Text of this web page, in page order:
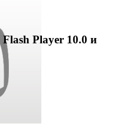
Player 10.0 и